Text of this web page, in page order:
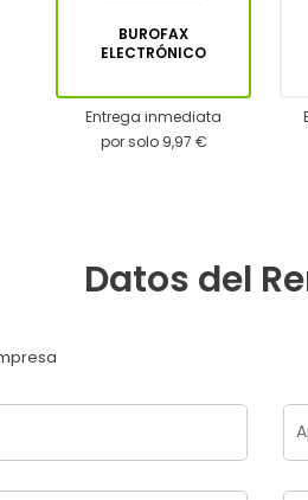
BUROFAX
ELECTRÓNICO
Entrega inmediata
por solo 9,97 €
Datos del